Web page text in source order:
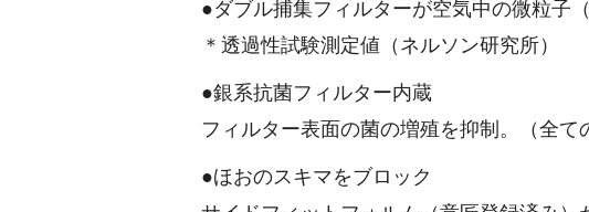
●ダブル捕集フィルターが空気中の微粒子
＊透過性試験測定値（ネルソン研究所）
●銀系抗菌フィルター内蔵
フィルター表面の菌の増殖を抑制。（全て
●ほおのスキマをブロック